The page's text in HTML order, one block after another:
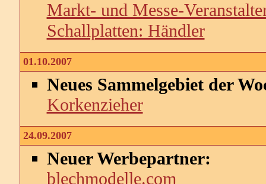
Markt- und Messe-
Schallplatten: Händler
01.10.2007
Neues Sammelgebiet der
Korkenzieher
24.09.2007
Neuer Werbepartner:
blechmodelle.com